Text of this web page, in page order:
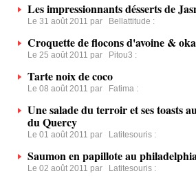
Les impressionnants désserts de
Le 31 août 2011 par Bellattitude :
Croquette de flocons d'avoine &
Le 25 août 2011 par Pitou3 :
Tarte noix de coco
Le 08 août 2011 par Fatima :
Une salade du terroir et ses toasts
du Quercy
Le 01 août 2011 par Latitesouris :
Saumon en papillote au
Le 02 août 2011 par Latitesouris :